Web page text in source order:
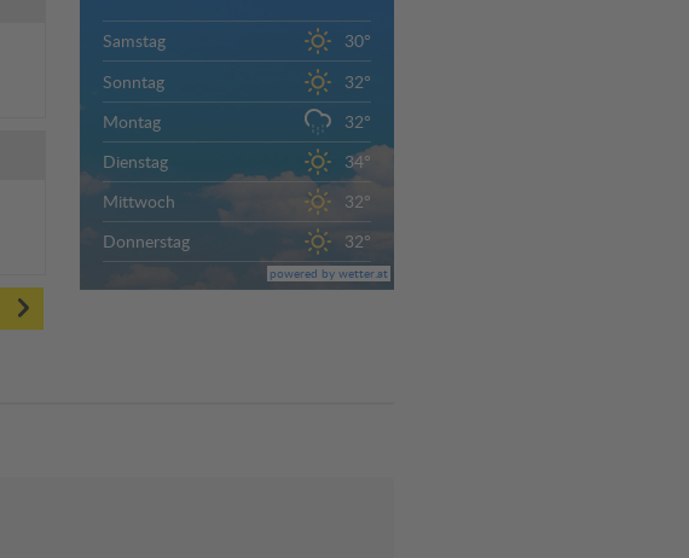
Samstag
30°
Sonntag
32°
Montag
32°
Dienstag
34°
Mittwoch
32°
Donnerstag
32°
powered by wetter.at